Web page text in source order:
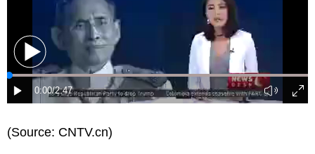
(Source: CNTV.cn)